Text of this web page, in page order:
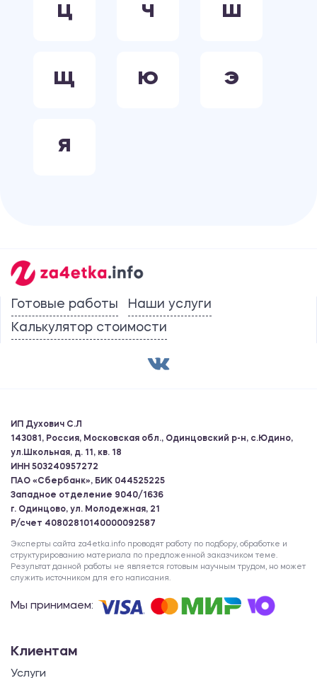
Ц Ч Ш
Щ Ю Э
Я
Готовые работы
Наши услуги
Калькулятор стоимости
ИП Духович С.Л
143081, Россия, Московская обл., Одинцовский р-н, с.Юдино,
ул.Школьная, д. 11, кв. 18
ИНН 503240957272
ПАО «Сбербанк», БИК 044525225
Западное отделение 9040/1636
г. Одинцово, ул. Молодежная, 21
Р/счет 40802810140000092587
Эксперты сайта za4etka.info проводят работу по подбору, обработке и
структурированию материала по предложенной заказчиком теме.
Результат данной работы не является готовым научным трудом, но может
служить источником для его написания.
Мы принимаем:
Клиентам
Услуги